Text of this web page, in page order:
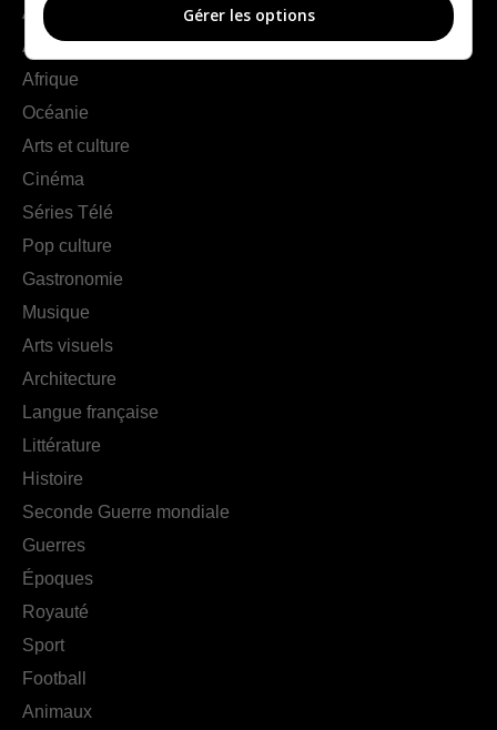
Amériques
Asie
Afrique
Océanie
Arts et culture
Cinéma
Séries Télé
Pop culture
Gastronomie
Musique
Arts visuels
Architecture
Langue française
Littérature
Histoire
Seconde Guerre mondiale
Guerres
Époques
Royauté
Sport
Football
Animaux
Gérer les options